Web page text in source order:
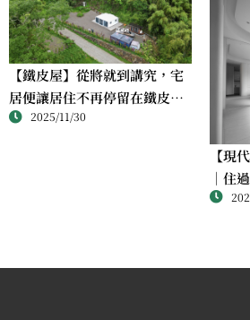
【鐵皮屋】從將就到講究，宅
居便讓居住不再停留在鐵皮屋
的限制裡
2025/11/30
【現
｜住